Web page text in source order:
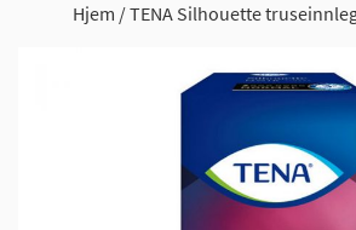
Hjem TENA Silhouette